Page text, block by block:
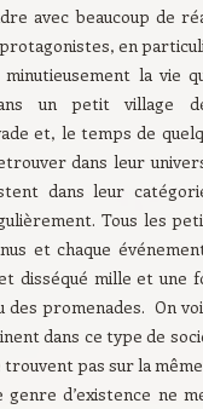
avec beaucoup de
protagonistes, en
minutieusement la vie
un petit village
et, le temps de
dans leur
dans leur
Tous les
et chaque
disséqué mille et une
des promenades. On
dans ce type de
trouvent pas sur la
genre d’existence ne